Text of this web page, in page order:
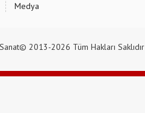
Medya
2013-2026 Tüm Hakları Saklıdır